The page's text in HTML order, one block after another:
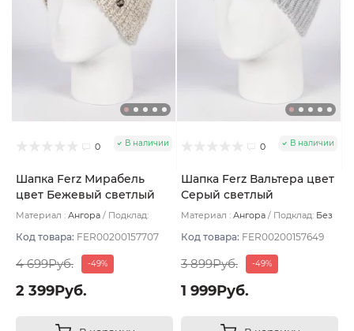
0 В наличии
Шапка Ferz Мирабель
цвет Бежевый светлый
Материал : Ангора
Подклад:
Код товара: FER00200157707
4 699Руб. -49%
2 399Руб.
0 В наличии
Шапка Ferz Вальтера цвет
Серый светлый
Материал : Ангора Подклад: Без
Код товара: FER00200157649
3 899Руб. -49%
1 999Руб.